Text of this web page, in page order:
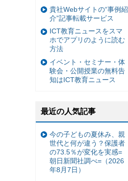
貴社Webサイトの“事例紹
介”記事転載サービス
ICT教育ニュースをスマ
ホでアプリのように読む
方法
イベント・セミナー・体
験会・公開授業の無料告
知はICT教育ニュース
最近の人気記事
今の子どもの夏休み、親
世代と何が違う？保護者
の73.5％が変化を実感=
朝日新聞社調べ=（2026
年8月7日）